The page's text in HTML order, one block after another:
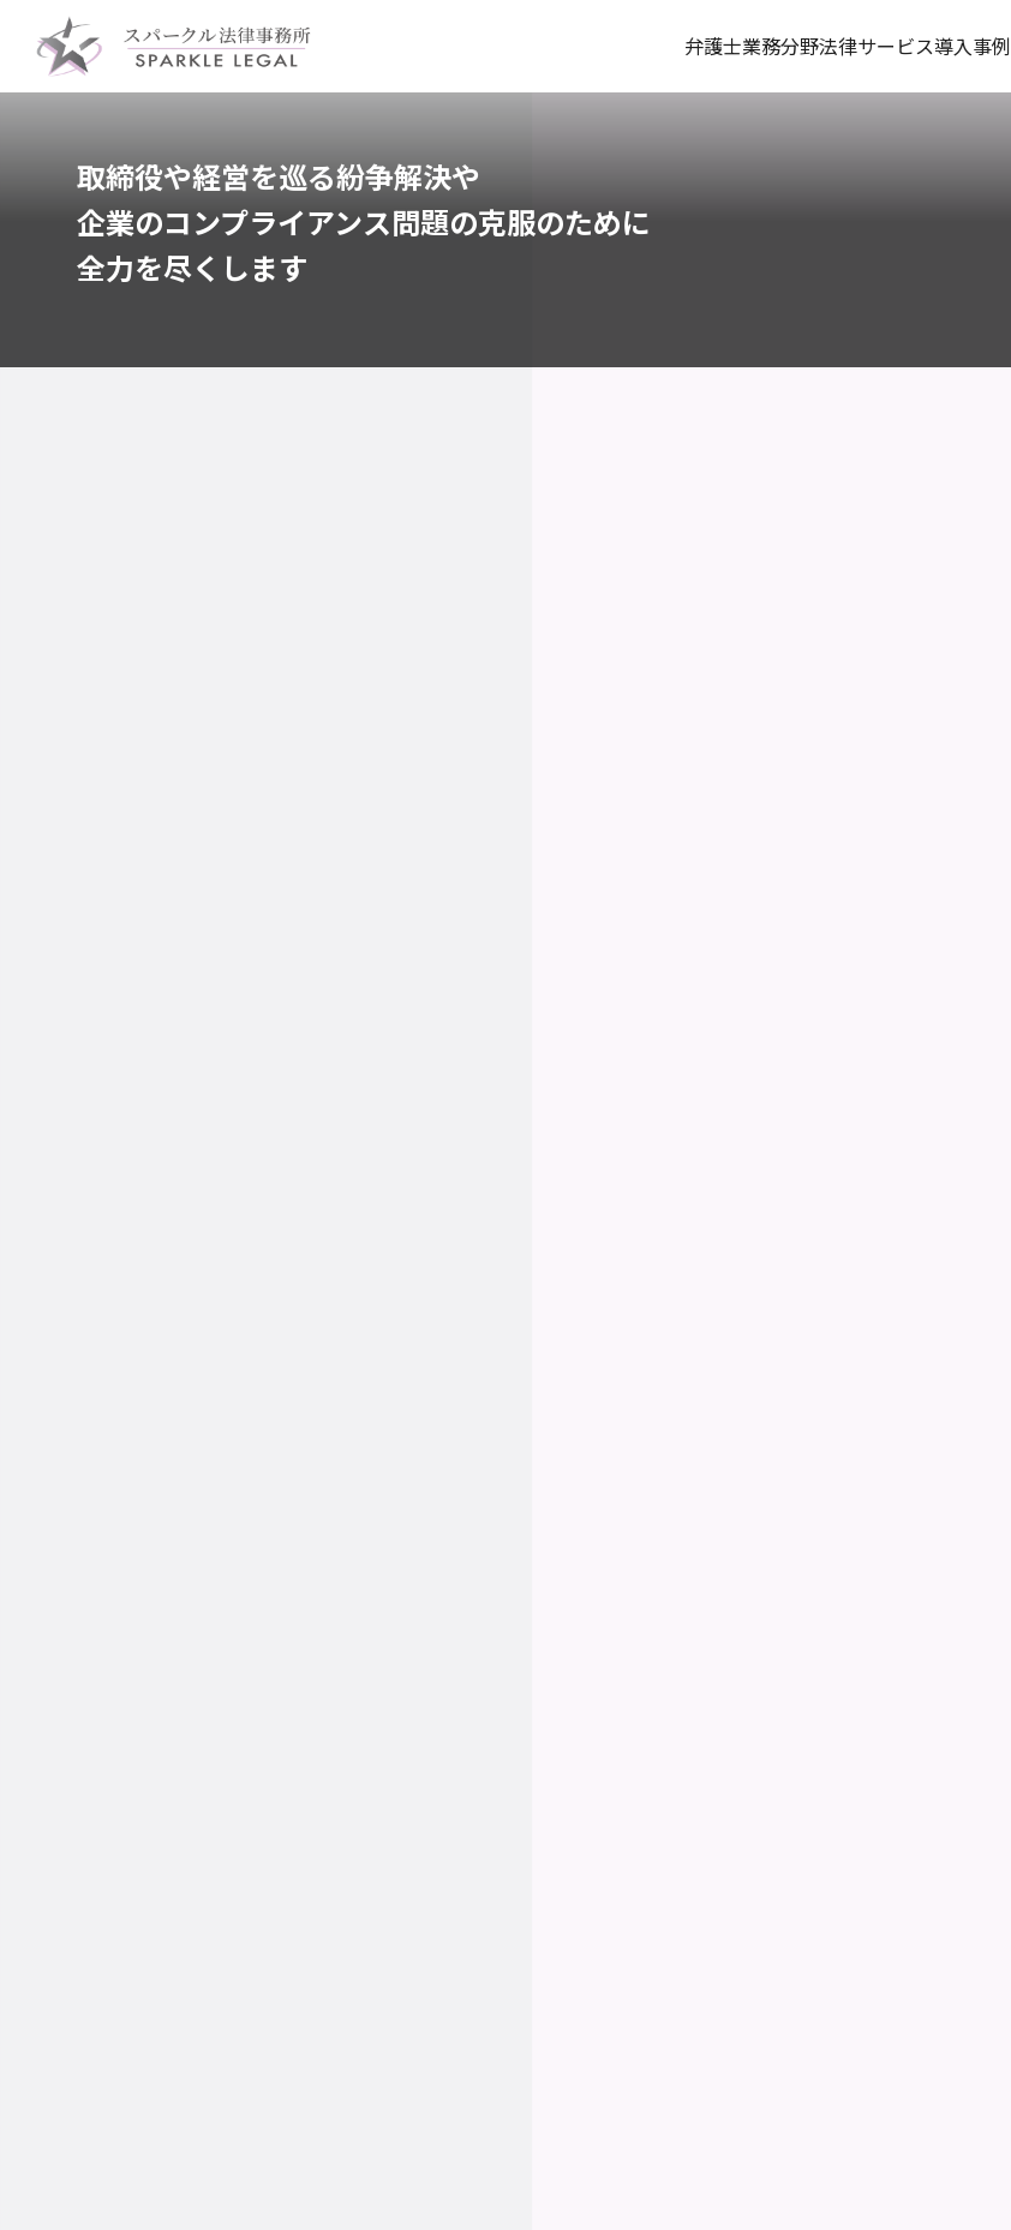
弁護士業務分野法律サービス導入事例
取締役や経営を巡る紛争解決や
企業のコンプライアンス問題の克服のために
全力を尽くします